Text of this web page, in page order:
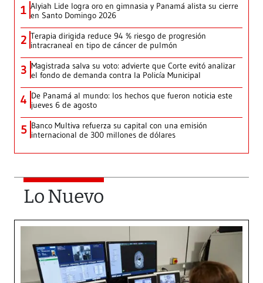
1 Alyiah Lide logra oro en gimnasia y Panamá alista su cierre
en Santo Domingo 2026
2 Terapia dirigida reduce 94 % riesgo de progresión
intracraneal en tipo de cáncer de pulmón
3 Magistrada salva su voto: advierte que Corte evitó analizar
el fondo de demanda contra la Policía Municipal
4 De Panamá al mundo: los hechos que fueron noticia este
jueves 6 de agosto
5 Banco Multiva refuerza su capital con una emisión
internacional de 300 millones de dólares
Lo Nuevo